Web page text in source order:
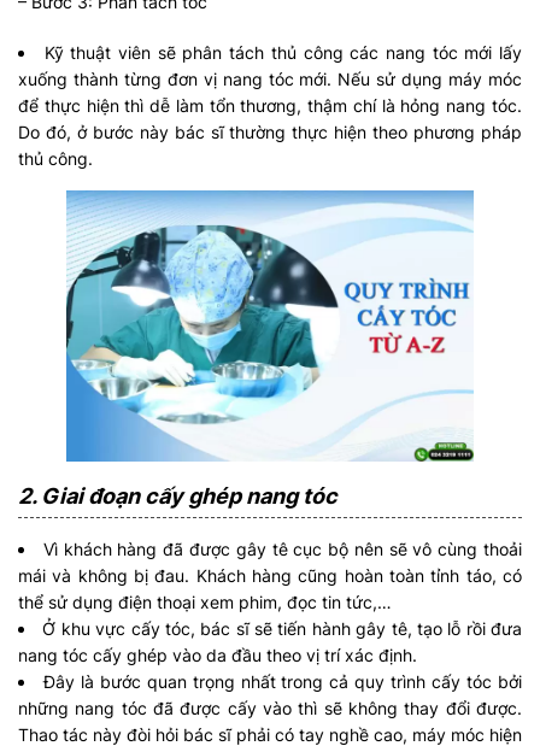
Kỹ thuật viên sẽ phân tách thủ công các nang tóc mới lấy
xuống thành từng đơn vị nang tóc mới. Nếu sử dụng máy móc
để thực hiện thì dễ làm tổn thương, thậm chí là hỏng nang tóc.
Do đó, ở bước này bác sĩ thường thực hiện theo phương pháp
thủ công.
2. Giai đoạn cấy ghép nang tóc
Vì khách hàng đã được gây tê cục bộ nên sẽ vô cùng thoải
mái và không bị đau. Khách hàng cũng hoàn toàn tỉnh táo, có
thể sử dụng điện thoại xem phim, đọc tin tức,…
Ở khu vực cấy tóc, bác sĩ sẽ tiến hành gây tê, tạo lỗ rồi đưa
nang tóc cấy ghép vào da đầu theo vị trí xác định.
Đây là bước quan trọng nhất trong cả quy trình cấy tóc bởi
những nang tóc đã được cấy vào thì sẽ không thay đổi được.
Thao tác này đòi hỏi bác sĩ phải có tay nghề cao, máy móc hiện